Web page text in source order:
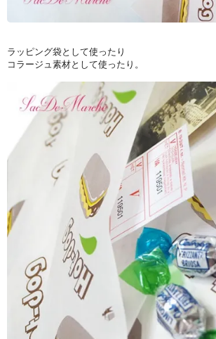
ラッピング袋として使ったり
コラージュ素材として使ったり。